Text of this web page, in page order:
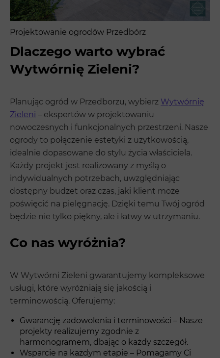
Projektowanie ogrodów Przedbórz
Dlaczego warto wybrać
Wytwórnię Zieleni?
Planując ogród w Przedborzu, wybierz Wytwórnię
Zieleni – ekspertów w projektowaniu
nowoczesnych i funkcjonalnych przestrzeni. Nasze
ogrody to połączenie estetyki z użytkowością,
idealnie dopasowane do stylu życia właściciela.
Każdy projekt jest realizowany z myślą o
indywidualnych potrzebach, uwzględniając
dostępny budżet oraz czas, jaki klient może
poświęcić na pielęgnację. Dzięki temu Twój ogród
będzie nie tylko piękny, ale i łatwy w utrzymaniu.
Co nas wyróżnia?
W Wytwórni Zieleni gwarantujemy kompleksowe
usługi, które wyróżniają się jakością i
terminowością. Oferujemy:
Gwarancję zadowolenia i terminowości – Nasze
projekty realizujemy zgodnie z
harmonogramem, dbając o każdy szczegół.
Wsparcie na każdym etapie – Pomagamy Ci